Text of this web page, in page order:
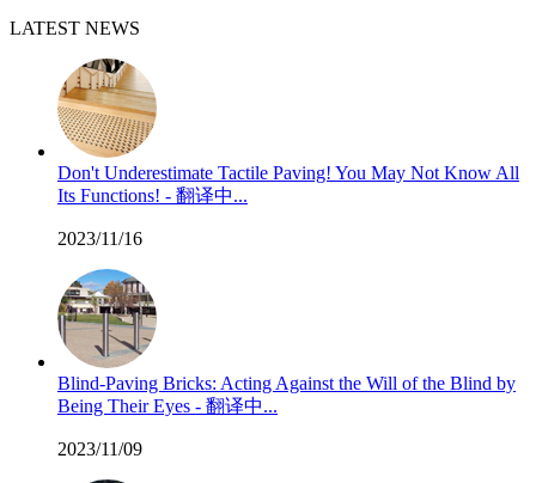
LATEST NEWS
Don't Underestimate Tactile Paving! You May Not Know All
Its Functions! - 翻译中...
2023/11/16
Blind-Paving Bricks: Acting Against the Will of the Blind by
Being Their Eyes - 翻译中...
2023/11/09